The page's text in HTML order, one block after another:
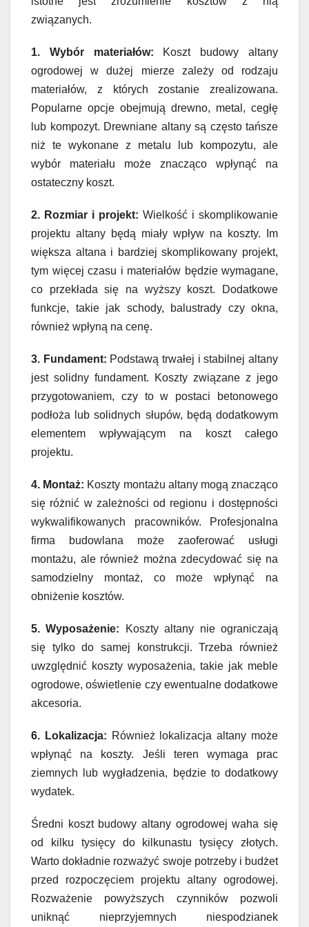
związanych.
1. Wybór materiałów: Koszt budowy altany
ogrodowej w dużej mierze zależy od rodzaju
materiałów, z których zostanie zrealizowana.
Popularne opcje obejmują drewno, metal, cegłę
lub kompozyt. Drewniane altany są często tańsze
niż te wykonane z metalu lub kompozytu, ale
wybór materiału może znacząco wpłynąć na
ostateczny koszt.
2. Rozmiar i projekt: Wielkość i skomplikowanie
projektu altany będą miały wpływ na koszty. Im
większa altana i bardziej skomplikowany projekt,
tym więcej czasu i materiałów będzie wymagane,
co przekłada się na wyższy koszt. Dodatkowe
funkcje, takie jak schody, balustrady czy okna,
również wpłyną na cenę.
3. Fundament: Podstawą trwałej i stabilnej altany
jest solidny fundament. Koszty związane z jego
przygotowaniem, czy to w postaci betonowego
podłoża lub solidnych słupów, będą dodatkowym
elementem wpływającym na koszt całego
projektu.
4. Montaż: Koszty montażu altany mogą znacząco
się różnić w zależności od regionu i dostępności
wykwalifikowanych pracowników. Profesjonalna
firma budowlana może zaoferować usługi
montażu, ale również można zdecydować się na
samodzielny montaż, co może wpłynąć na
obniżenie kosztów.
5. Wyposażenie: Koszty altany nie ograniczają
się tylko do samej konstrukcji. Trzeba również
uwzględnić koszty wyposażenia, takie jak meble
ogrodowe, oświetlenie czy ewentualne dodatkowe
akcesoria.
6. Lokalizacja: Również lokalizacja altany może
wpłynąć na koszty. Jeśli teren wymaga prac
ziemnych lub wygładzenia, będzie to dodatkowy
wydatek.
Średni koszt budowy altany ogrodowej waha się
od kilku tysięcy do kilkunastu tysięcy złotych.
Warto dokładnie rozważyć swoje potrzeby i budżet
przed rozpoczęciem projektu altany ogrodowej.
Rozważenie powyższych czynników pozwoli
uniknąć nieprzyjemnych niespodzianek